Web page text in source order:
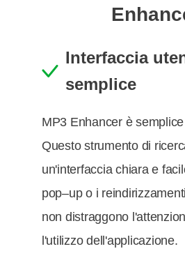
Interfaccia
semplice
MP3 Enhancer è
Questo strumento di
un'interfaccia chiara e
pop–up o i
non distraggono
l'utilizzo dell'applicazione.